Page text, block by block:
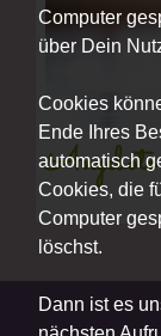
Computer
über Dein
Cookies
Ende Ihres
automatisch
Cookies, die
Computer
löschst.
Dann ist es
Angebote